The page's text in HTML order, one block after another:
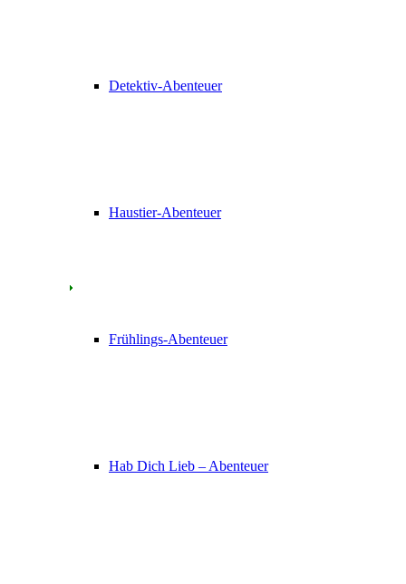
Detektiv-Abenteuer
Haustier-Abenteuer
Frühlings-Abenteuer
Hab Dich Lieb – Abenteuer